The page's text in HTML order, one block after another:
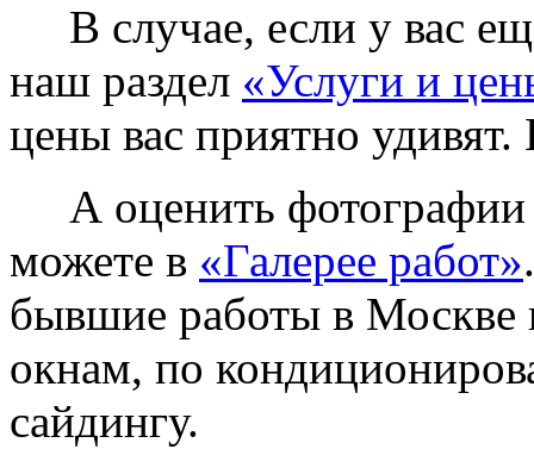
В случае, если у вас
наш раздел «Услуги и
цены вас приятно
А оценить фотографии
можете в «Галерее работ»
бывшие работы в Москве
окнам, по
сайдингу.